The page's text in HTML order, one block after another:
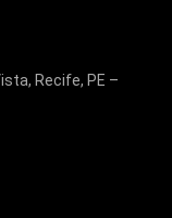
Recife, PE –